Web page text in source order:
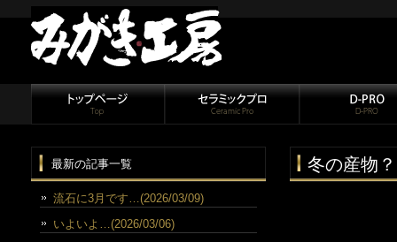
冬の産物？
最新の記事一覧
流石に3月です…(2026/03/09)
いよいよ…(2026/03/06)